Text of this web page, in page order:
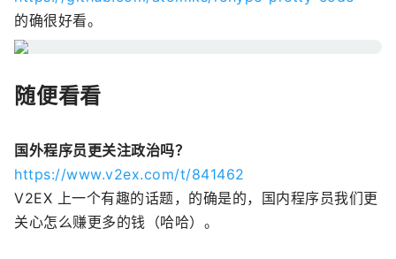
的确很好看。
随便看看
国外程序员更关注政治吗？
https://www.v2ex.com/t/841462
V2EX 上一个有趣的话题，的确是的，国内程序员我们更
关心怎么赚更多的钱（哈哈）。